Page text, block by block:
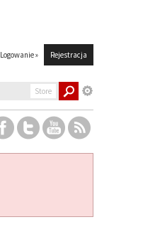
Logowanie » Rejestracja
Store